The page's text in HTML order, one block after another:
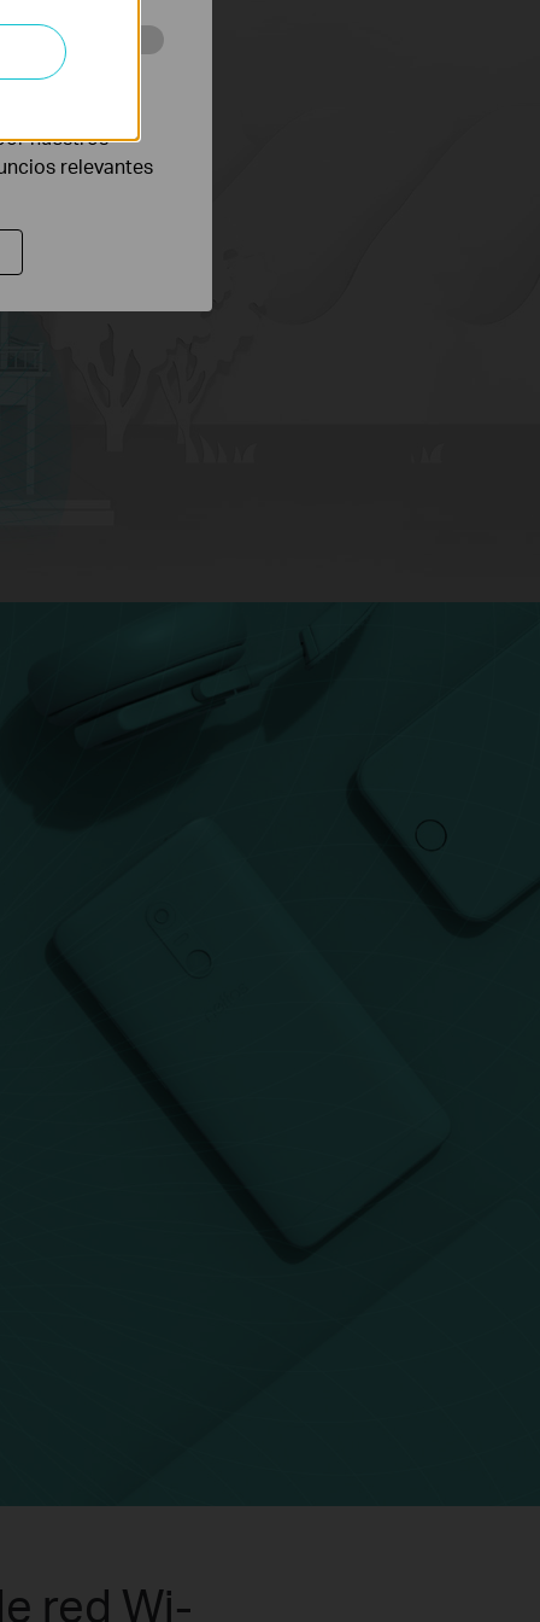
red Wi-
con el fin de
nuestros
relevantes